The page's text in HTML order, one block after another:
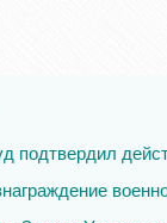
подтвердил